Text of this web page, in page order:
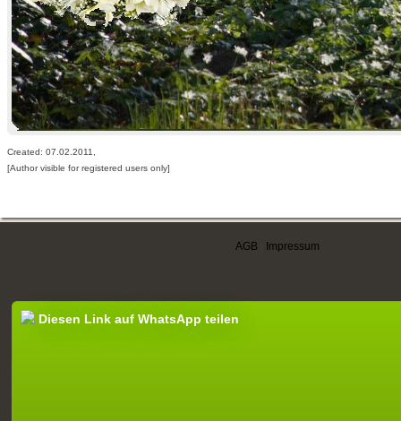
Created: 07.02.2011,
[Author visible for registered users only]
AGB Impressum
Diesen Link auf WhatsApp teilen